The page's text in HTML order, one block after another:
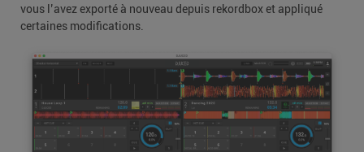
vous l’avez exporté à nouveau depuis rekordbox et appliqué
certaines modifications.